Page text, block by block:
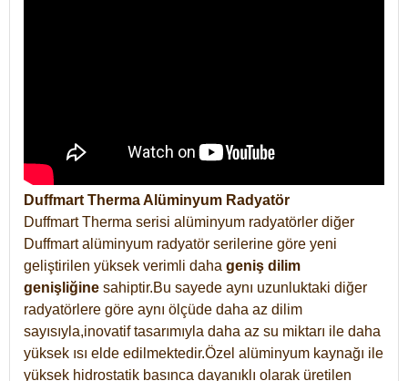
Duffmart Therma Alüminyum Radyatör
Duffmart Therma serisi alüminyum radyatörler diğer
Duffmart alüminyum radyatör serilerine göre yeni
geliştirilen yüksek verimli daha geniş dilim
genişliğine sahiptir.Bu sayede aynı uzunluktaki diğer
radyatörlere göre aynı ölçüde daha az dilim
sayısıyla,inovatif tasarımıyla daha az su miktarı ile daha
yüksek ısı elde edilmektedir.Özel alüminyum kaynağı ile
yüksek hidrostatik basınca dayanıklı olarak üretilen